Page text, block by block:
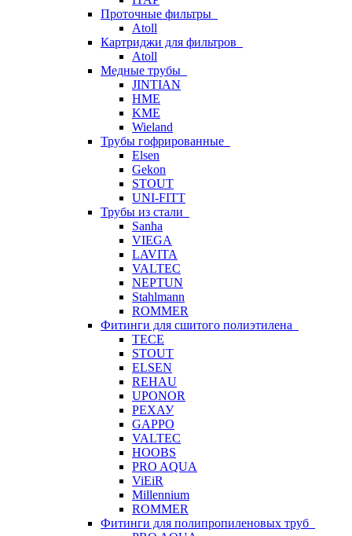
Проточные фильтры
Atoll
Картриджи для фильтров
Atoll
Медные трубы
JINTIAN
HME
KME
Wieland
Трубы гофрированные
Elsen
Gekon
STOUT
UNI-FITT
Трубы из стали
Sanha
VIEGA
LAVITA
VALTEC
NEPTUN
Stahlmann
ROMMER
Фитинги для сшитого полиэтилена
TECE
STOUT
ELSEN
REHAU
UPONOR
РЕХАУ
GAPPO
VALTEC
HOOBS
PRO AQUA
ViEiR
Millennium
ROMMER
Фитинги для полипропиленовых труб